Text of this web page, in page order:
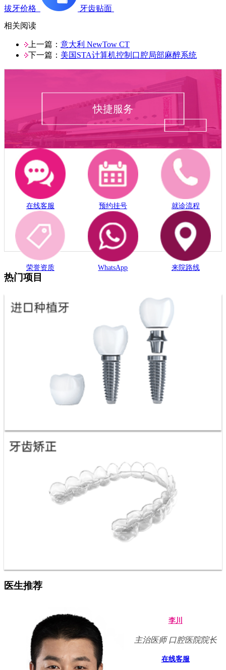
拔牙价格
牙齿贴面
相关阅读
上一篇： 意大利 NewTow CT
下一篇： 美国STA计算机控制口腔局部麻醉系统
快捷服务
在线客服 预约挂号 就诊流程
荣誉资质 WhatsApp 来院路线
热门项目
医生推荐
李川
主治医师 口腔医院院长
在线客服